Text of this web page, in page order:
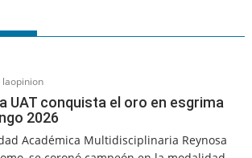
laopinion
UAT conquista el oro en esgrima
2026
Académica Multidisciplinaria Reynosa